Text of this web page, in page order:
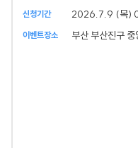
신청기간 2026.7.9 (목)
이벤트장소 부산 부산진구